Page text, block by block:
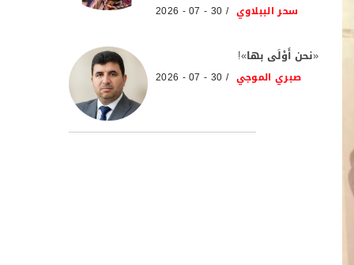
سحر الببلاوي 30 - 07 - 2026
«نحن أَوْلَى بها»!
صبري الموجي 30 - 07 - 2026